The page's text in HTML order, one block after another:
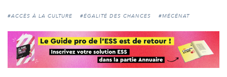
#ACCÈS À LA CULTURE #ÉGALITÉ DES CHANCES #MÉCÉNAT